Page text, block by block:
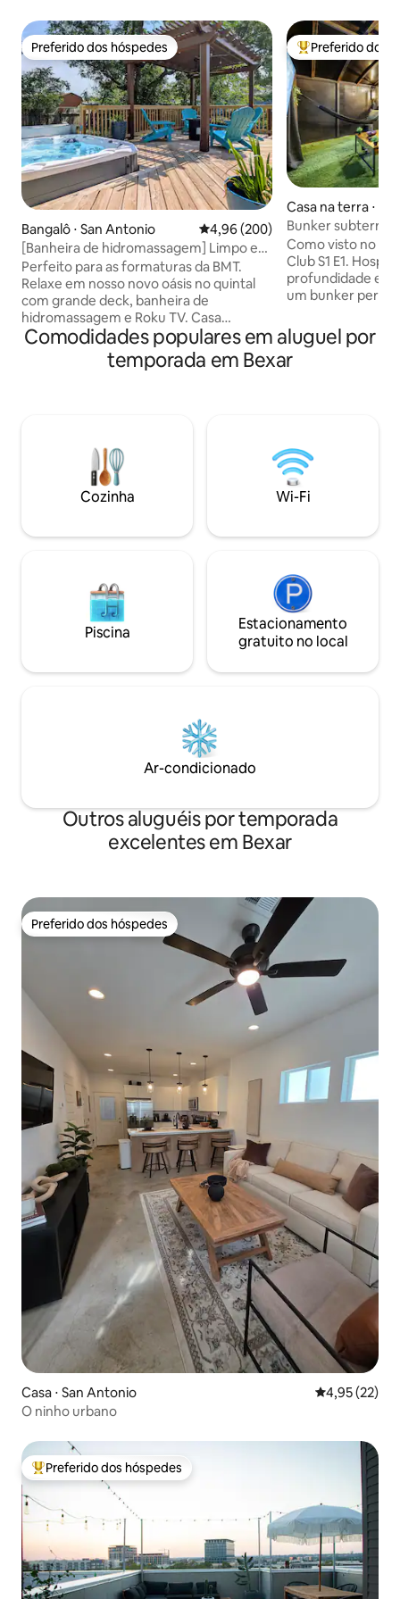
Preferido dos hóspedes
Preferido dos hóspedes
Bangalô ⋅ San Antonio 4,96 de uma avaliação média de
4,96 (200)
[Banheira de hidromassagem] Limpo e
aconchegante, perto de Ft Sam
Perfeito para as formaturas da BMT.
Relaxe em nosso novo oásis no quintal
com grande deck, banheira de
hidromassagem e Roku TV. Casa
charmosa dos anos 50 em estilo
Craftsman com quintal fechado +
estacionamento, perto do centro da
pessoalmente garantimos uma estadia
de qualidade para nossos hóspedes. The
Alamo/Riverwalk/Downtown - 2,7 milhas
Alamodome - 1,2 milhas Frost Bank Ctr /
quilômetros Lackland AFB - 18,8
Entre os
Preferido dos
Casa na terra ⋅
Bunker
HGTV
Como visto no
Club S1 E1.
profundidade em
um bunker perto
estilo fliperama,
oferece jogos
estar
tranquilas do
coberto. A
de San Antonio e
Vernia, é um
Comodidades populares em aluguel por
temporada em Bexar
Cozinha Wi-Fi
Piscina
Estacionamento
gratuito no local
Ar-condicionado
Outros aluguéis por temporada
excelentes em Bexar
Preferido dos hóspedes
Preferido dos hóspedes
Casa ⋅ San Antonio 4,95 de uma
4,95 (22)
O ninho urbano
Entre os melhores preferidos dos hóspedes
Preferido dos hóspedes